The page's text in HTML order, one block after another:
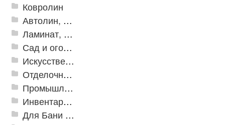
Ковролин
Автолин, Транслин, Линолеум
Ламинат, Кварцвиниловая плитка SPC
Сад и огород
Искусственная трава
Отделочные профили
Промышленный текстиль
Инвентарь для клининга
Для Бани и Сауны